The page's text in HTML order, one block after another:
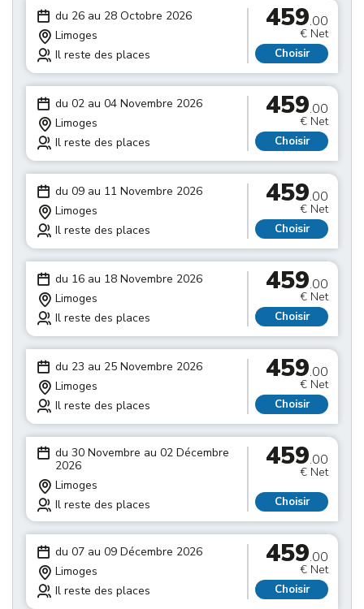
du 26 au 28 Octobre 2026
Limoges
Il reste des places
459.00
€ Net
Choisir
du 02 au 04 Novembre 2026
Limoges
Il reste des places
459.00
€ Net
Choisir
du 09 au 11 Novembre 2026
Limoges
Il reste des places
459.00
€ Net
Choisir
du 16 au 18 Novembre 2026
Limoges
Il reste des places
459.00
€ Net
Choisir
du 23 au 25 Novembre 2026
Limoges
Il reste des places
459.00
€ Net
Choisir
du 30 Novembre au 02 Décembre
2026
Limoges
Il reste des places
459.00
€ Net
Choisir
du 07 au 09 Décembre 2026
Limoges
Il reste des places
459.00
€ Net
Choisir